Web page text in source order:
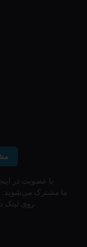
با عضویت در
روی لینک در ایمیلی که دریافت می‌کنید، عضویت خود را تأیید کنید.